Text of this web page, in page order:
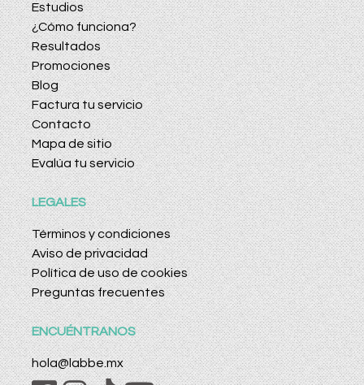
Estudios
¿Cómo funciona?
Resultados
Promociones
Blog
Factura tu servicio
Contacto
Mapa de sitio
Evalúa tu servicio
LEGALES
Términos y condiciones
Aviso de privacidad
Política de uso de cookies
Preguntas frecuentes
ENCUÉNTRANOS
hola@labbe.mx